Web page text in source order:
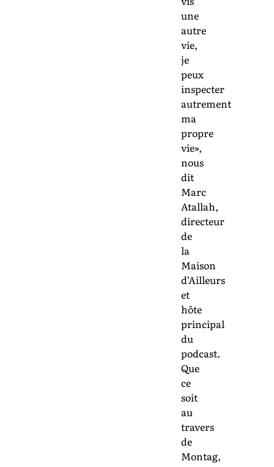
une
autre
vie,
je
peux
inspecter
autrement
ma
propre
vie»,
nous
dit
Marc
Atallah,
directeur
de
la
Maison
d’Ailleurs
et
hôte
principal
du
podcast.
Que
ce
soit
au
travers
de
Montag,